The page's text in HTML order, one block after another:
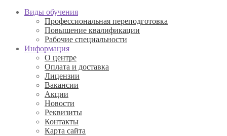
Виды обучения
Профессиональная переподготовка
Повышение квалификации
Рабочие специальности
Информация
О центре
Оплата и доставка
Лицензии
Вакансии
Акции
Новости
Реквизиты
Контакты
Карта сайта